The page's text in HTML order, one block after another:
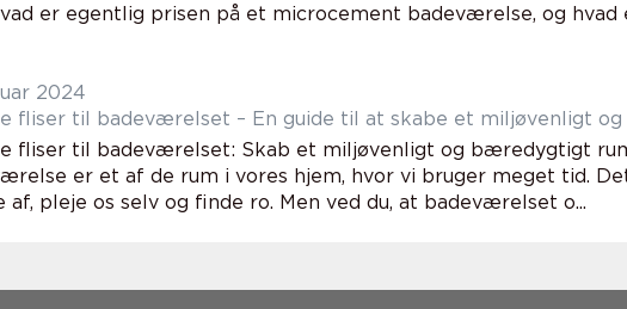
er egentlig prisen på et microcement badeværelse, og hvad
2024
fliser til badeværelset – En guide til at skabe et miljøvenligt
fliser til badeværelset: Skab et miljøvenligt og bæredygtigt
er et af de rum i vores hjem, hvor vi bruger meget tid.
af, pleje os selv og finde ro. Men ved du, at badeværelset o...